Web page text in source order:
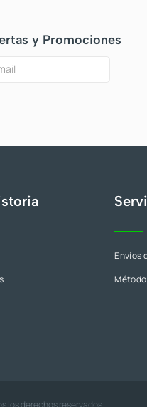
y Promociones
Envíos
los derechos reservados.